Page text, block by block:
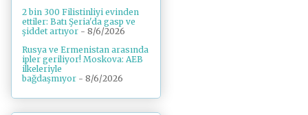
2 bin 300 Filistinliyi evinden
ettiler: Batı Şeria'da gasp ve
şiddet artıyor - 8/6/2026
Rusya ve Ermenistan arasında
ipler geriliyor! Moskova: AEB
ilkeleriyle
bağdaşmıyor - 8/6/2026